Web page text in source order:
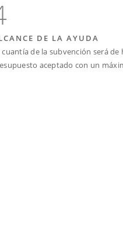
DE LA AYUDA
cuantía de la subvención será de
aceptado con un